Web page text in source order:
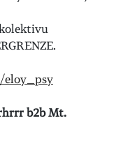
eloy_psy
b2b Mt.